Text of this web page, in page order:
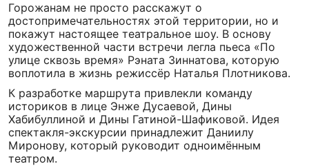
Горожанам не просто расскажут о
достопримечательностях этой территории, но и
покажут настоящее театральное шоу. В основу
художественной части встречи легла пьеса «По
улице сквозь время» Рэната Зиннатова, которую
воплотила в жизнь режиссёр Наталья Плотникова.
К разработке маршрута привлекли команду
историков в лице Энже Дусаевой, Дины
Хабибуллиной и Дины Гатиной-Шафиковой. Идея
спектакля-экскурсии принадлежит Даниилу
Миронову, который руководит одноимённым
театром.